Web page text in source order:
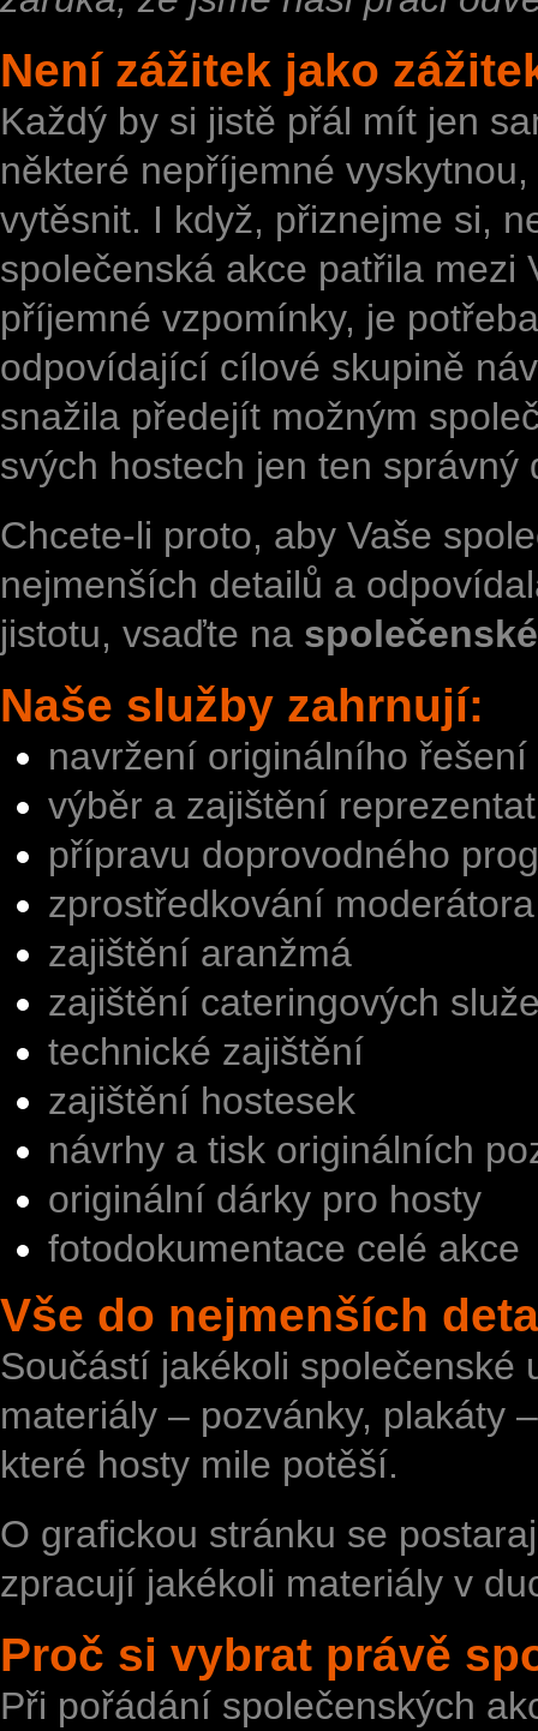
Není zážitek jako
Každý by si jistě přál mít jen
některé nepříjemné
vytěsnit. I když, přiznejme si,
společenská akce patřila mezi
příjemné vzpomínky, je
odpovídající cílové skupině
snažila předejít možným
svých hostech jen ten správný
Chcete-li proto, aby Vaše
nejmenších detailů a
jistotu, vsaďte na
Naše služby zahrnují:
navržení originálního řešení
výběr a zajištění
přípravu doprovodného
zprostředkování
zajištění aranžmá
zajištění cateringových
technické zajištění
zajištění hostesek
návrhy a tisk originálních
originální dárky pro hosty
fotodokumentace celé akce
Vše do nejmenších
Součástí jakékoli společenské
materiály – pozvánky, plakáty
které hosty mile potěší.
O grafickou stránku se
zpracují jakékoli materiály v
Proč si vybrat právě
Při pořádání společenských